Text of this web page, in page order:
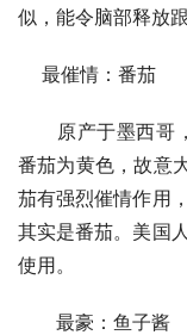
似，能令脑部释放
最催情：番茄
原产于墨西哥，
番茄为黄色，故意
茄有强烈催情作用
其实是番茄。美国
使用。
最豪：鱼子酱